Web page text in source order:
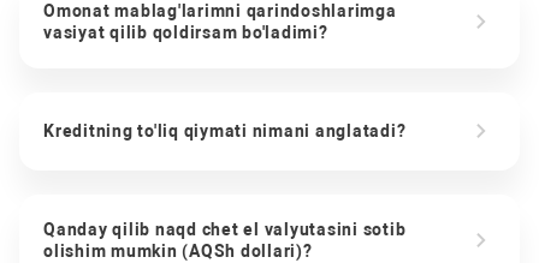
Omonat mablag'larimni qarindoshlarimga
vasiyat qilib qoldirsam bo'ladimi?
Kreditning to'liq qiymati nimani anglatadi?
Qanday qilib naqd chet el valyutasini sotib
olishim mumkin (AQSh dollari)?